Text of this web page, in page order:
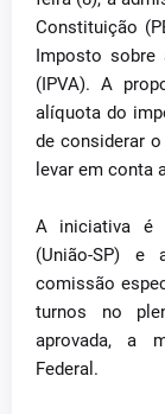
Constituição
Imposto sobre
(IPVA). A
alíquota do
de considerar
levar em conta
A iniciativa é
(União-SP) e
comissão
turnos no
aprovada, a
Federal.